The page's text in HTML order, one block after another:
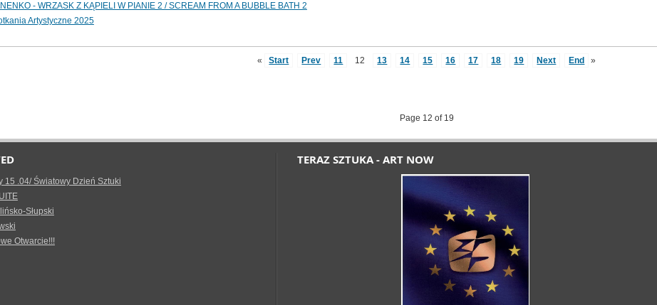
- WRZASK Z KĄPIELI W PIANIE 2 / SCREAM FROM A BUBBLE BATH 2
Artystyczne 2025
« Start Prev 11 12 13 14 15 16 17 18 19 Next End »
Page 12 of 19
15 .04/ Światowy Dzień Sztuki
Słupski
Otwarcie!!!
TERAZ SZTUKA - ART NOW